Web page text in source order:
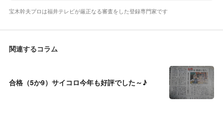
宝木幹夫プロは福井テレビが厳正なる審査をした登録専門家です
関連するコラム
合格（5か9）サイコロ今年も好評でした～♪